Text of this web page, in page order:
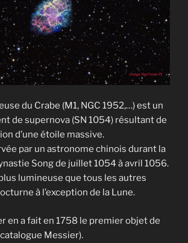
du Crabe (M1, NGC 1952,…) est un
de supernova (SN 1054) résultant de
d’une étoile massive.
par un astronome chinois durant la
Song de juillet 1054 à avril 1056.
lumineuse que tous les autres
à l’exception de la Lune.
en a fait en 1758 le premier objet de
Messier).